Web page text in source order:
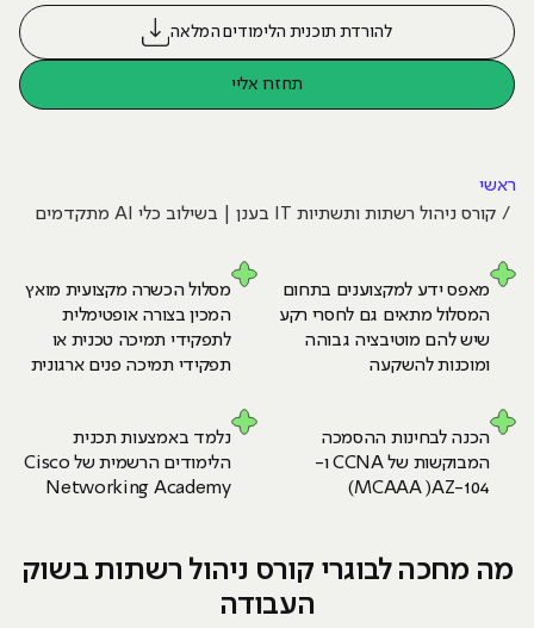
להורדת תוכנית הלימודים המלאה
תחזרו אליי
ראשי
קורס ניהול רשתות ותשתיות IT בענן | בשילוב כלי AI מתקדמים
מאפס ידע למקצוענים בתחום
המסלול מתאים גם לחסרי רקע
שיש להם מוטיבציה גבוהה
ומוכנות להשקעה
מסלול הכשרה מקצועית מואץ
המכין בצורה אופטימלית
לתפקידי תמיכה טכנית או
תפקידיתמיכה פנים ארגונית
הכנה לבחינות ההסמכה
המבוקשות
של CCNA ו-
MCAAA )AZ-104)
נלמד באמצעות תכנית
הלימודים הרשמית של Cisco
Networking Academy
מה מחכה לבוגרי קורס ניהול רשתות בשוק
העבודה